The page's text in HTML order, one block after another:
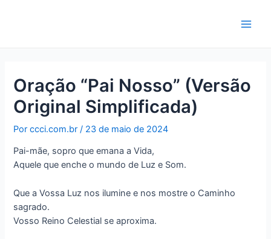
Oração “Pai Nosso” (Versão
Original Simplificada)
Porccci.com.br/ 23 de maio de 2024
Pai-mãe, sopro que emana a Vida,
Aquele que enche o mundo de Luz e Som.
Que a Vossa Luz nos ilumine e nos mostre o Caminho
sagrado.
Vosso Reino Celestial se aproxima.